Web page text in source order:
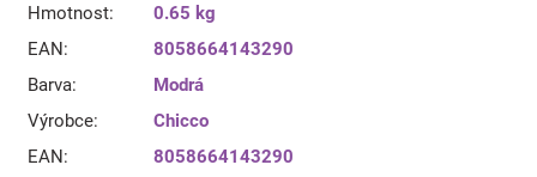
Hmotnost:
0.65 kg
EAN:
8058664143290
Barva:
Modrá
Výrobce:
Chicco
EAN: 8058664143290